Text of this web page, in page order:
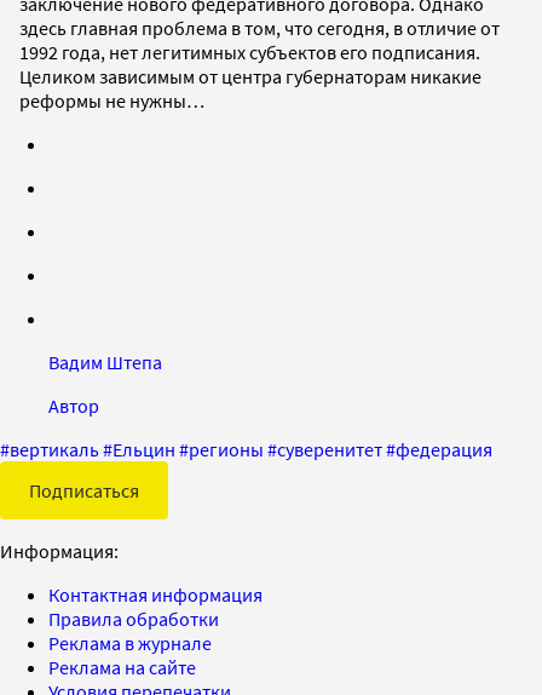
здесь главная проблема в том, что сегодня, в отличие от
1992 года, нет легитимных субъектов его подписания.
Целиком зависимым от центра губернаторам никакие
реформы не нужны…
Вадим Штепа
Автор
#вертикаль#Ельцин #регионы #суверенитет#федерация
Подписаться
Информация:
Контактная информация
Правила обработки
Реклама в журнале
Реклама на сайте